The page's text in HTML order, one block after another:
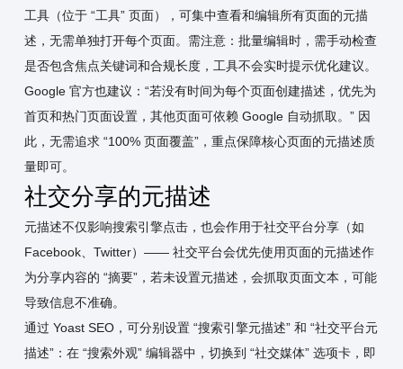
工具（位于 “工具” 页面），可集中查看和编辑所有页面的元描
述，无需单独打开每个页面。需注意：批量编辑时，需手动检查
是否包含焦点关键词和合规长度，工具不会实时提示优化建议。
Google 官方也建议：“若没有时间为每个页面创建描述，优先为
首页和热门页面设置，其他页面可依赖 Google 自动抓取。” 因
此，无需追求 “100% 页面覆盖”，重点保障核心页面的元描述质
量即可。
社交分享的元描述
元描述不仅影响搜索引擎点击，也会作用于社交平台分享（如
Facebook、Twitter）—— 社交平台会优先使用页面的元描述作
为分享内容的 “摘要”，若未设置元描述，会抓取页面文本，可能
导致信息不准确。
通过 Yoast SEO，可分别设置 “搜索引擎元描述” 和 “社交平台元
描述”：在 “搜索外观” 编辑器中，切换到 “社交媒体” 选项卡，即